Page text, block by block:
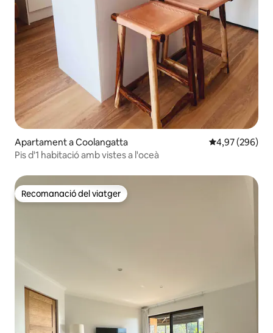
Apartament a Coolangatta 4,97 de
4,97 (296)
Pis d'1 habitació amb vistes a l'oceà
Recomanació del viatger
Recomanació del viatger